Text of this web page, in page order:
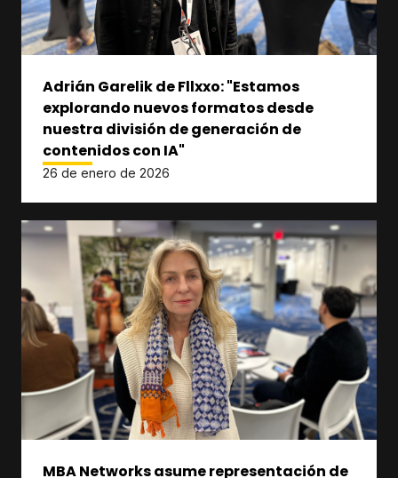
Adrián Garelik de Fllxxo: "Estamos
explorando nuevos formatos desde
nuestra división de generación de
contenidos con IA"
26 de enero de 2026
MBA Networks asume representación de